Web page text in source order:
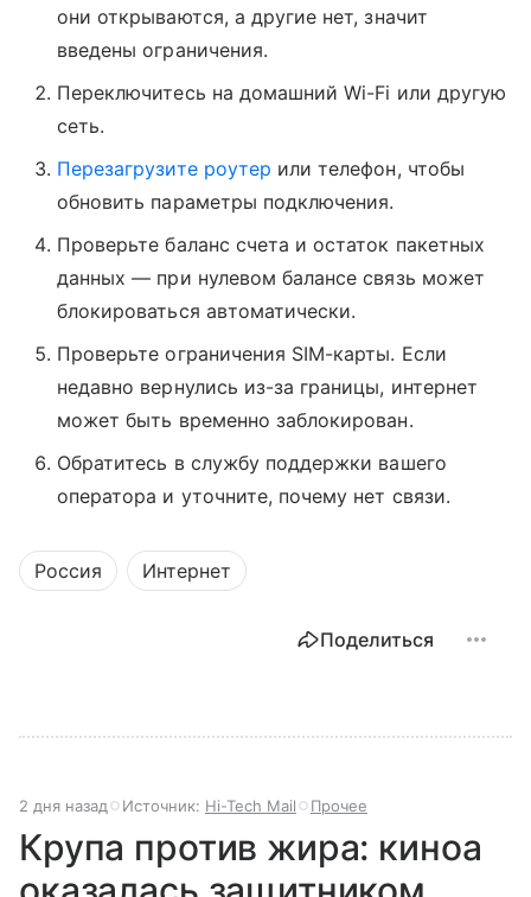
они открываются, а другие нет, значит
введены ограничения.
Переключитесь на домашний Wi-Fi или другую
сеть.
Перезагрузите роутер или телефон, чтобы
обновить параметры подключения.
Проверьте баланс счета и остаток пакетных
данных — при нулевом балансе связь может
блокироваться автоматически.
Проверьте ограничения SIM-карты. Если
недавно вернулись из-за границы, интернет
может быть временно заблокирован.
Обратитесь в службу поддержки вашего
оператора и уточните, почему нет связи.
Россия Интернет
Поделиться
2 дня назад Источник: Hi-Tech Mail Прочее
Крупа против жира: киноа